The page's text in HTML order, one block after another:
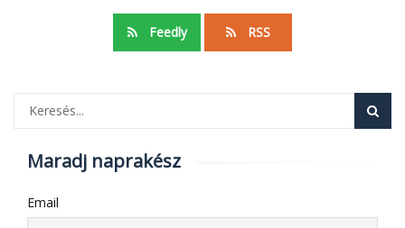
Feedly RSS
Maradj naprakész
Email